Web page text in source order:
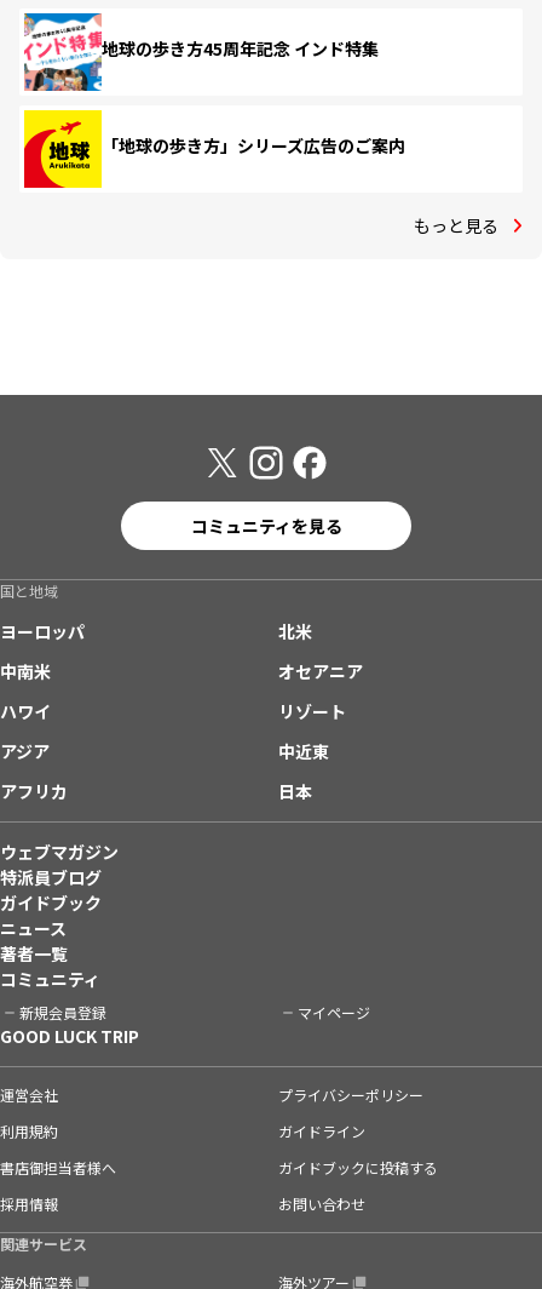
地球の歩き方45周年記念 インド特集
「地球の歩き方」シリーズ広告のご案内
もっと見る
コミュニティを見る
国と地域
ヨーロッパ
北米
中南米
オセアニア
ハワイ
リゾート
アジア
中近東
アフリカ
日本
ウェブマガジン
特派員ブログ
ガイドブック
ニュース
著者一覧
コミュニティ
新規会員登録 マイページ
GOOD LUCK TRIP
運営会社
プライバシーポリシー
利用規約
ガイドライン
書店御担当者様へ
ガイドブックに投稿する
採用情報
お問い合わせ
関連サービス
海外航空券
海外ツアー